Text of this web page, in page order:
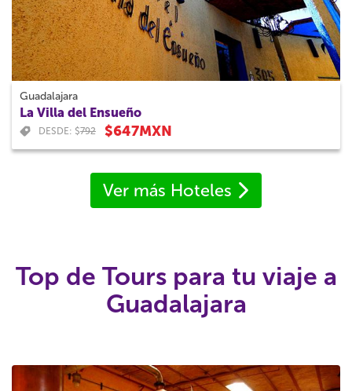
Guadalajara
La Villa del Ensueño
DESDE: $792 $647MXN
Ver más Hoteles
Top de Tours para tu viaje a
Guadalajara